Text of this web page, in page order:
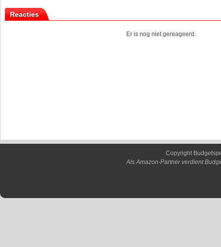
Reacties
Er is nog niet gereageerd.
Copyright
Als Amazon-Partner verdient